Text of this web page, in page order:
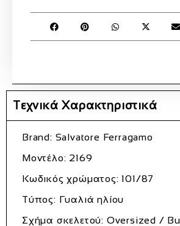
Τεχνικά Χαρακτηριστικά
Brand: Salvatore Ferragamo
Μοντέλο: 2169
Κωδικός χρώματος: 101/87
Τύπος: Γυαλιά ηλίου
Σχήμα σκελετού: Oversized /